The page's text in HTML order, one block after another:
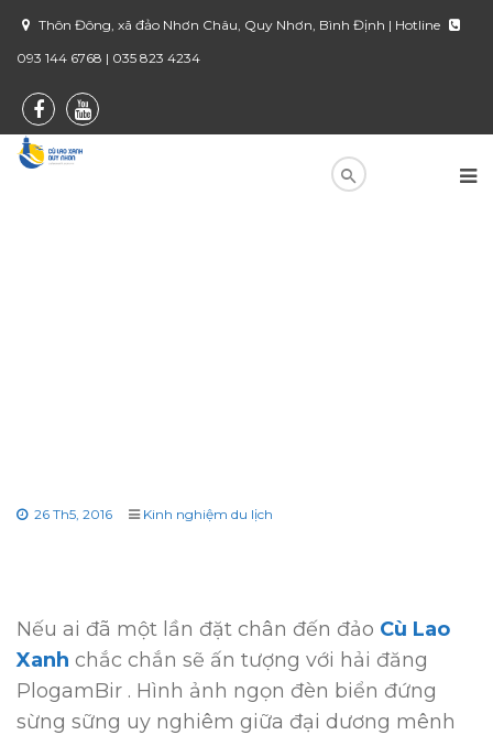
Thôn Đông, xã đảo Nhơn Châu, Quy Nhơn, Bình Định | Hotline
093 144 6768 | 035 823 4234
26 Th5, 2016 Kinh nghiệm du lịch
Nếu ai đã một lần đặt chân đến đảo Cù Lao
Xanh chắc chắn sẽ ấn tượng với hải đăng
PlogamBir . Hình ảnh ngọn đèn biển đứng
sừng sững uy nghiêm giữa đại dương mênh